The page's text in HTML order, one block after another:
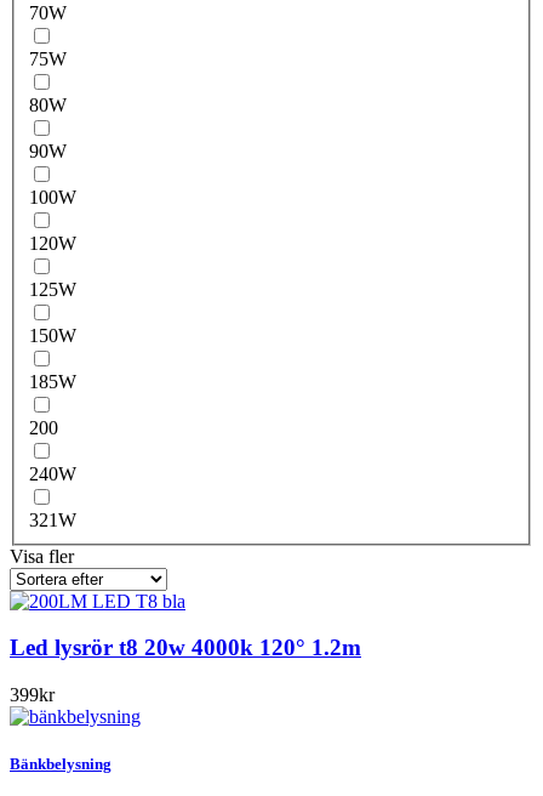
70W
75W
80W
90W
100W
120W
125W
150W
185W
200
240W
321W
Visa fler
Led lysrör t8 20w 4000k 120° 1.2m
399kr
Bänkbelysning